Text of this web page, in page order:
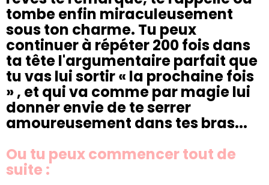
tombe enfin miraculeusement
sous ton charme. Tu peux
continuer à répéter 200 fois dans
ta tête l'argumentaire parfait que
tu vas lui sortir « la prochaine fois
» , et qui va comme par magie lui
donner envie de te serrer
amoureusement dans tes bras...
Ou tu peux commencer tout de
suite :